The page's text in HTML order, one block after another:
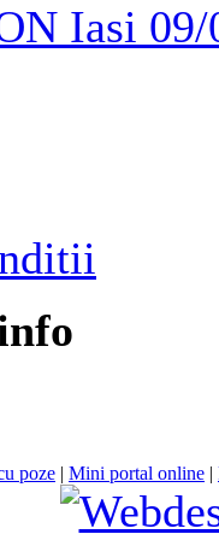
Iasi 09/
poze | Mini portal online |